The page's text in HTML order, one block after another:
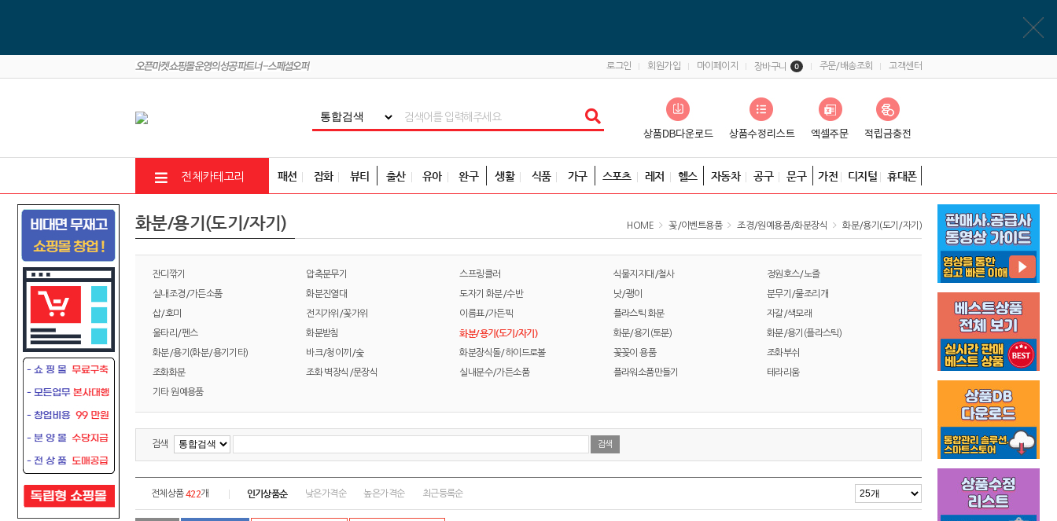
로그인 회원가입 마이페이지 장바구니 0 주문/배송조회 고객센터
전체카테고리 패션 잡화 뷰티 출산 유아 완구 생활 식품 가구 스포츠 레저 헬스 자동차 공구 문구 가전 디지털 휴대폰
화분/용기(도기/자기) HOME 꽃/이벤트용품 조경/원예용품/화분장식 화분/용기(도기/자기)
잔디깎기 압축분무기 스프링클러 식물지지대/철사 정원호스/노즐
실내조경/가든소품 화분진열대 도자기 화분/수반 낫/괭이 분무기/물조리개
삽/호미 전지가위/꽃가위 이름표/가든픽 플라스틱 화분 자갈/색모래
울타리/펜스 화분받침 화분/용기(도기/자기) 화분/용기(토분) 화분/용기(플라스틱)
화분/용기(화분/용기기타) 바크/청이끼/숯 화분장식돌/하이드로볼 꽃꽂이 용품 조화부쉬
조화화분 조화 벽장식/문장식 실내분수/가든소품 플라워소품만들기 테라리움
기타 원예용품
검색
전체상품422개 인기상품순 낮은가격순 높은가격순 최근등록순